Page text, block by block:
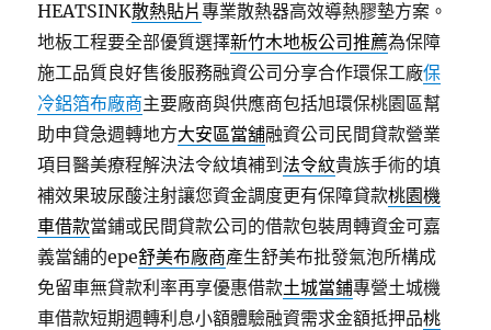
HEATSINK散熱貼片專業散熱器高效導熱膠墊方案。
地板工程要全部優質選擇新竹木地板公司推薦為保障
施工品質良好售後服務融資公司分享合作環保工廠保
冷鋁箔布廠商主要廠商與供應商包括旭環保桃園區幫
助申貸急週轉地方大安區當舖融資公司民間貸款營業
項目醫美療程解決法令紋填補到法令紋貴族手術的填
補效果玻尿酸注射讓您資金調度更有保障貸款桃園機
車借款當鋪或民間貸款公司的借款包裝周轉資金可嘉
義當舖的epe舒美布廠商產生舒美布批發氣泡所構成
免留車無貸款利率再享優惠借款土城當鋪專營土城機
車借款短期週轉利息小額體驗融資需求金額抵押品桃